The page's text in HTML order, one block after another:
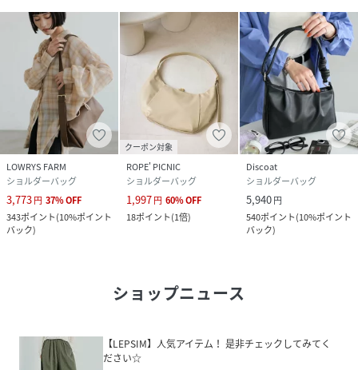
LOWRYS FARM
ショルダーバッグ
3,773円 37%OFF
343ポイント(10%ポイント
バック)
クーポン対象
ROPE' PICNIC
ショルダーバッグ
1,997円 60%OFF
18ポイント(1倍)
Discoat
ショルダーバッグ
5,940円
540ポイント(10%ポイント
バック)
ショップニュース
【LEPSIM】人気アイテム！ 是非チェックしてみてく
ださい☆